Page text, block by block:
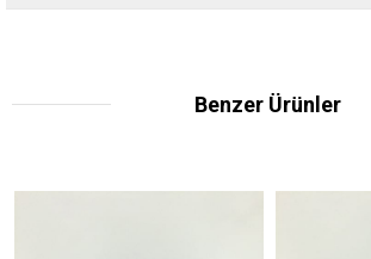
Benzer Ürünler